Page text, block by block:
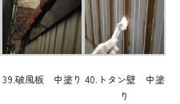
39.破風板 中塗り 40.トタン壁 中塗
り